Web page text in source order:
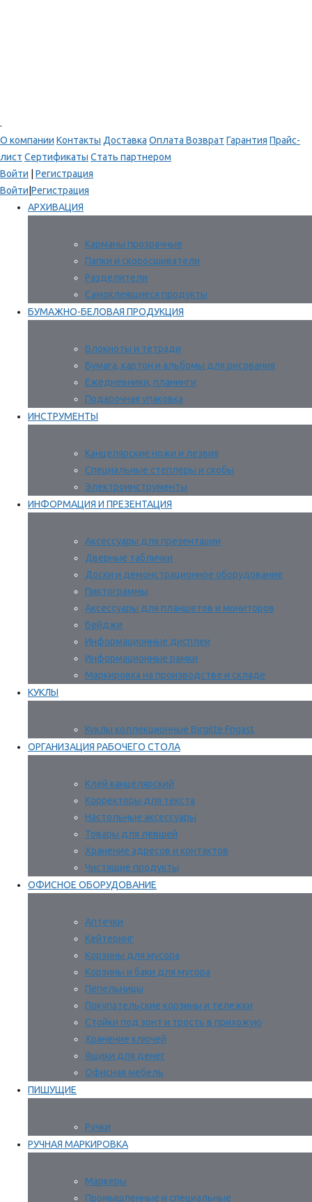
.
О компании Контакты Доставка Оплата Возврат Гарантия Прайс-
лист Сертификаты Стать партнером
Войти
Регистрация
Войти Регистрация
АРХИВАЦИЯ
Карманы прозрачные
Папки и скоросшиватели
Разделители
Самоклеящиеся продукты
БУМАЖНО-БЕЛОВАЯ ПРОДУКЦИЯ
Блокноты и тетради
Бумага, картон и альбомы для рисования
Ежедневники, планинги
Подарочная упаковка
ИНСТРУМЕНТЫ
Канцелярские ножи и лезвия
Специальные степлеры и скобы
Электроинструменты
ИНФОРМАЦИЯ И ПРЕЗЕНТАЦИЯ
Аксессуары для презентации
Дверные таблички
Доски и демонстрационное оборудование
Пиктограммы
Аксессуары для планшетов и мониторов
Бейджи
Информационные дисплеи
Информационные рамки
Маркировка на производстве и складе
КУКЛЫ
Куклы коллекционные Birgitte Frigast
ОРГАНИЗАЦИЯ РАБОЧЕГО СТОЛА
Клей канцелярский
Корректоры для текста
Настольные аксессуары
Товары для левшей
Хранение адресов и контактов
Чистящие продукты
ОФИСНОЕ ОБОРУДОВАНИЕ
Аптечки
Кейтеринг
Корзины для мусора
Корзины и баки для мусора
Пепельницы
Покупательские корзины и тележки
Стойки под зонт и трость в прихожую
Хранение ключей
Ящики для денег
Офисная мебель
ПИШУЩИЕ
Ручки
РУЧНАЯ МАРКИРОВКА
Маркеры
Промышленные и специальные